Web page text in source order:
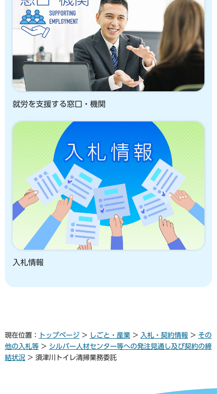
就労を支援する窓口・機関
入札情報
現在位置： トップページ > しごと・産業 > 入札・契約情報 > その
他の入札等 > シルバー人材センター等への発注見通し及び契約の締
結状況 > 須津川トイレ清掃業務委託